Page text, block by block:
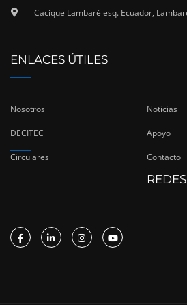
Cacique Lambaré esq. Ecuador,
ENLACES ÚTILES
Nosotros Noticias
DECITEC Apoyo
Circulares Contacto